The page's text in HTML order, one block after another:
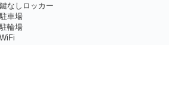
なしロッカー
車場
輪場